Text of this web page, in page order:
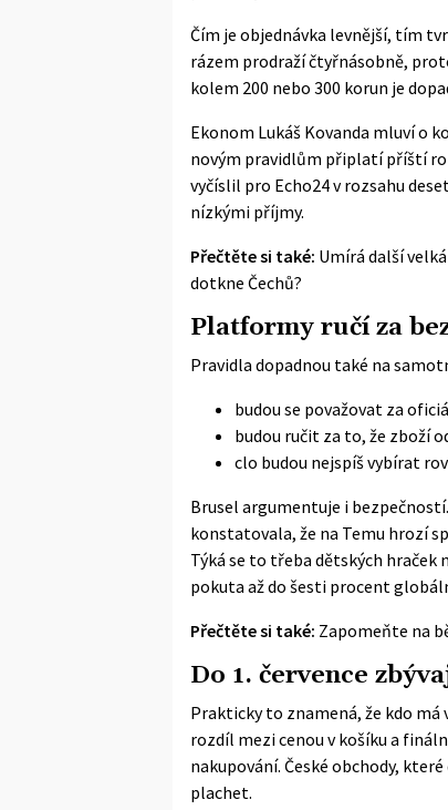
Čím je objednávka levnější, tím
rázem prodraží čtyřnásobně,
kolem 200 nebo 300 korun je
Ekonom Lukáš Kovanda mluví o
novým pravidlům připlatí příští
vyčíslil pro Echo24 v rozsahu
nízkými příjmy.
Přečtěte si také: Umírá další
dotkne Čechů?
Platformy ručí za
Pravidla dopadnou také na
budou se považovat za
budou ručit za to, že zboží
clo budou nejspíš vybírat
Brusel argumentuje i
konstatovala, že na Temu hrozí
Týká se to třeba dětských
pokuta až do šesti procent
Přečtěte si také: Zapomeňte na
Do 1. července
Prakticky to znamená, že kdo má
rozdíl mezi cenou v košíku a
nakupování. České obchody,
plachet.